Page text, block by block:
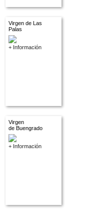
Virgen de Las
Palas
+ Información
Virgen
de Buengrado
+ Información